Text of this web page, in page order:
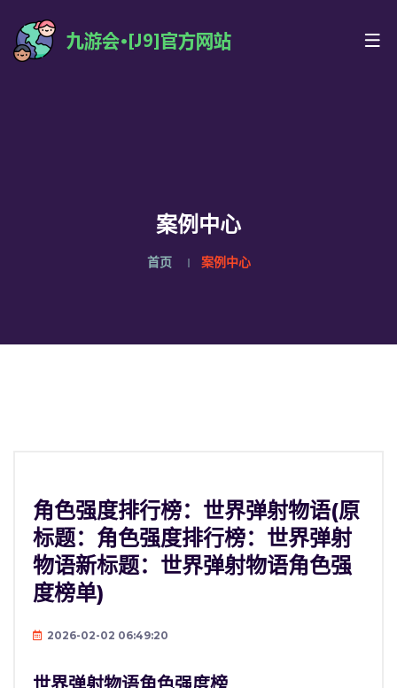
案例中心
首页 案例中心
角色强度排行榜：世界弹射物语(原
标题：角色强度排行榜：世界弹射
物语新标题：世界弹射物语角色强
度榜单)
2026-02-02 06:49:20